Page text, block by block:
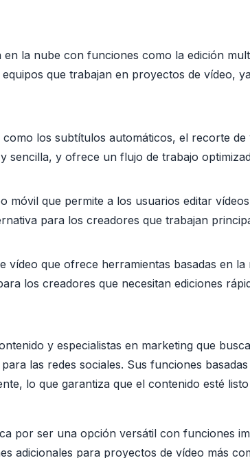
la nube con funciones como la edición
que trabajan en proyectos de vídeo,
los subtítulos automáticos, el recorte de
sencilla, y ofrece un flujo de trabajo
móvil que permite a los usuarios editar
para los creadores que trabajan
vídeo que ofrece herramientas basadas en
los creadores que necesitan ediciones
y especialistas en marketing que
las redes sociales. Sus funciones
lo que garantiza que el contenido esté
por ser una opción versátil con funciones
adicionales para proyectos de vídeo más